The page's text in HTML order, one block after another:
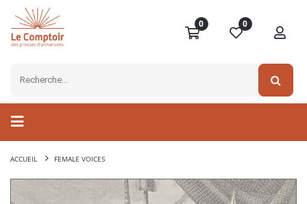
0 0
ACCUEIL FEMALE VOICES